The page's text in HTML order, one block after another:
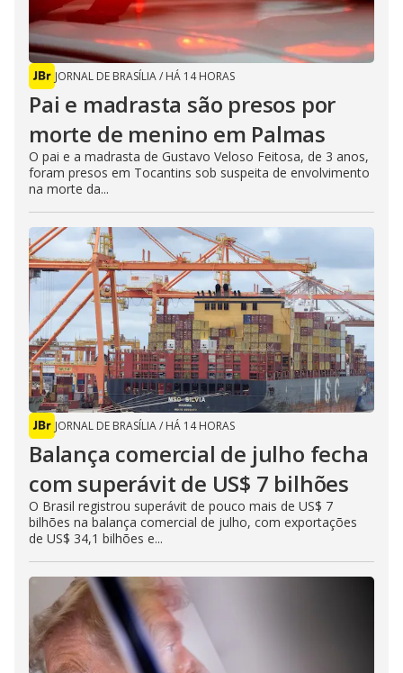
JORNAL DE BRASÍLIA/ HÁ 14 HORAS
Pai e madrasta são presos por
morte de menino em Palmas
O pai e a madrasta de Gustavo Veloso Feitosa, de 3 anos,
foram presos em Tocantins sob suspeita de envolvimento
na morte da...
JORNAL DE BRASÍLIA/ HÁ 14 HORAS
Balança comercial de julho fecha
com superávit de US$ 7 bilhões
O Brasil registrou superávit de pouco mais de US$ 7
bilhões na balança comercial de julho, com exportações
de US$ 34,1 bilhões e...